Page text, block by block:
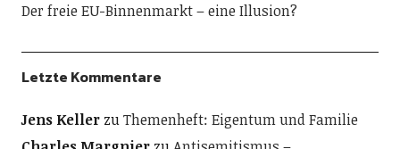
Der freie EU-Binnenmarkt – eine Illusion?
Letzte Kommentare
Jens KellerzuThemenheft: Eigentum und Familie